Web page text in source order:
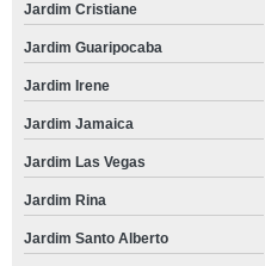
Jardim Cristiane
Jardim Guaripocaba
Jardim Irene
Jardim Jamaica
Jardim Las Vegas
Jardim Rina
Jardim Santo Alberto